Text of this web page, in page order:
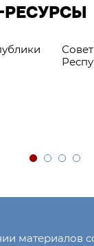
РЕСУРСЫ
материалов